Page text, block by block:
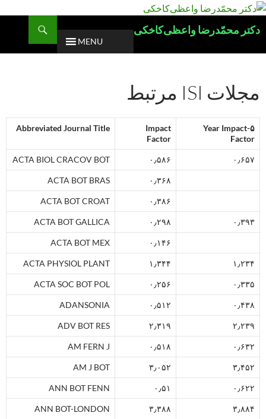
Skip
content
دکتر محمّدرضا واعظی‌کاخکی
MENU
مجلات ISI مرتبط
۵-Year Impact
Factor
Impact
Factor
Abbreviated Journal Title
۰٫۶۵۷ ۰٫۵۸۶ ACTA BIOL CRACOV BOT
۰٫۳۶۸ ACTA BOT BRAS
۰٫۳۸۶ ACTA BOT CROAT
۰٫۳۹۳ ۰٫۲۹۸ ACTA BOT GALLICA
۰٫۱۴۶ ACTA BOT MEX
۱٫۲۳۴ ۱٫۳۴۴ ACTA PHYSIOL PLANT
۰٫۳۳۵ ۰٫۲۵۶ ACTA SOC BOT POL
۰٫۴۳۸ ۰٫۵۱۲ ADANSONIA
۲٫۲۳۹ ۲٫۳۱۹ ADV BOT RES
۰٫۶۳۲ ۰٫۵۱۸ AM FERN J
۳٫۴۵۲ ۳٫۰۵۲ AM J BOT
۰٫۶۲۲ ۰٫۵۱ ANN BOT FENN
۳٫۸۸۴ ۳٫۳۸۸ ANN BOT-LONDON